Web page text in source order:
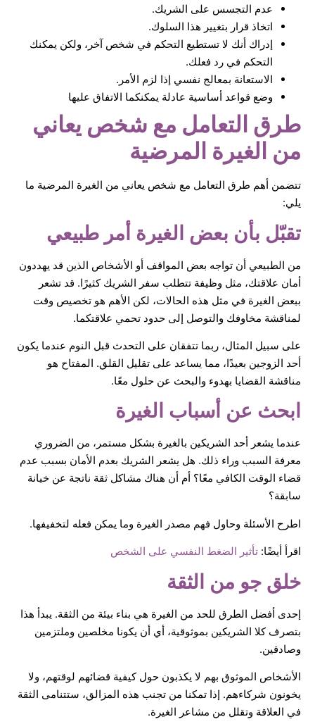
عدم التجسس على الشريك.
اتخاذ قرار بتغيير هذا السلوك.
إدراك أنك لا تستطيع التحكم في شخص آخر، ولكن يمكنك
التحكم في رد فعلك.
الاستعانة بمعالج نفسي إذا لزم الأمر.
وضع قواعد أساسية عادلة يمكنكما الاتفاق عليها
طرق التعامل مع شخص يعاني
من الغيرة المرضية
تتضمن أهم طرق التعامل مع شخص يعاني من الغيرة المرضية ما
يلي:
تقبّل بأن بعض الغيرة أمر طبيعي
من الطبيعي أن تواجه بعض المواقف أو الأشخاص الذين قد يهددون
أمان علاقتك، مثل وظيفة تتطلب سفر الشريك كثيرًا. قد تشعر
ببعض الغيرة في مثل هذه الحالات، لكن الأهم هو تخصيص وقت
لمناقشة مخاوفك والتوصل إلى حدود تحمي علاقتكما.
على سبيل المثال، ربما تتفقان على التحدث قبل النوم عندما يكون
أحد الزوجين بعيدًا، مما يساعد على تقليل القلق. المفتاح هو
مناقشة القضايا بهدوء والبحث عن حلول معًا.
ابحث عن أسباب الغيرة
عندما يشعر أحد الشريكين بالغيرة بشكل مستمر، من الضروري
معرفة السبب وراء ذلك. هل يشعر الشريك بعدم الأمان بسبب عدم
قضاء الوقت الكافي معًا؟ أم أن هناك مشاكل ثقة ناتجة عن خيانة
سابقة؟
اطرح الأسئلة وحاول فهم مصدر الغيرة وما يمكن فعله لتخفيفها.
اقرأ أيضًا: تأثير الضغط النفسي على الشخص
خلق جو من الثقة
إحدى أفضل الطرق للحد من الغيرة هي بناء بيئة من الثقة. يبدأ هذا
بتصرف كلا الشريكين بموثوقية، أي أن يكونا مخلصين وملتزمين
وصادقين.
الأشخاص الموثوق بهم لا يكذبون حول كيفية قضائهم لوقتهم، ولا
يخونون شركاءهم. إذا تمكنا من تجنب هذه المزالق، ستتنامى الثقة
في العلاقة وتقلل من مشاعر الغيرة.